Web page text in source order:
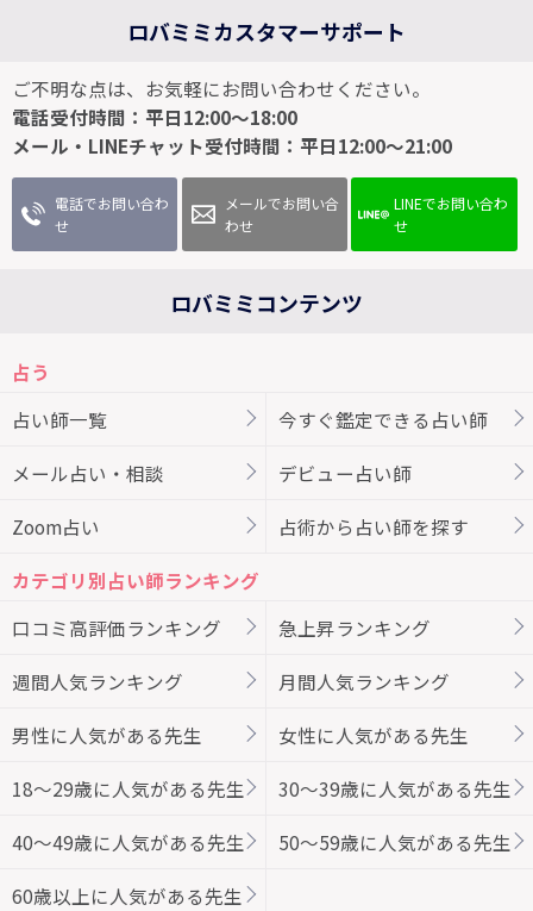
ロバミミカスタマーサポート
ご不明な点は、お気軽にお問い合わせください。
電話受付時間：平日12:00～18:00
メール・LINEチャット受付時間：平日12:00～21:00
電話でお問い合わ
せ
メールでお問い合
わせ
LINEでお問い合わ
せ
ロバミミコンテンツ
占う
占い師一覧
今すぐ鑑定できる占い師
メール占い・相談 デビュー占い師
Zoom占い 占術から占い師を探す
カテゴリ別占い師ランキング
口コミ高評価ランキング
急上昇ランキング
週間人気ランキング 月間人気ランキング
男性に人気がある先生 女性に人気がある先生
18～29歳に人気がある先生 30～39歳に人気がある先生
40～49歳に人気がある先生 50～59歳に人気がある先生
60歳以上に人気がある先生